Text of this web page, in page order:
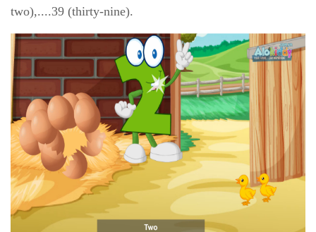
two),....39 (thirty-nine).